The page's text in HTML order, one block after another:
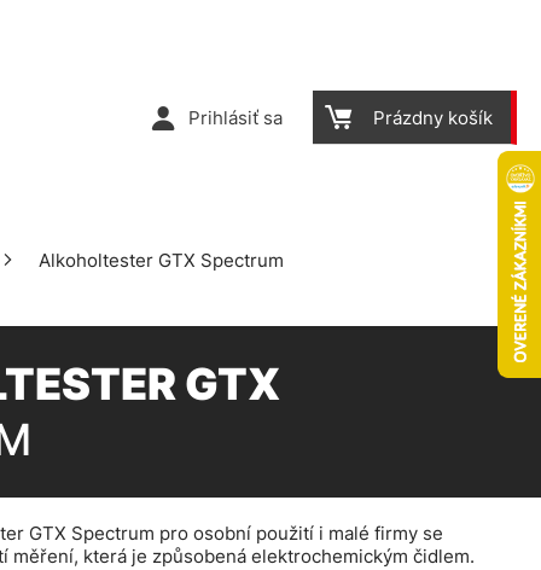
Prihlásiť sa Prázdny košík
Alkoholtester GTX Spectrum
GTX
GTX Spectrum pro osobní použití i malé firmy se
měření, která je způsobená elektrochemickým čidlem.